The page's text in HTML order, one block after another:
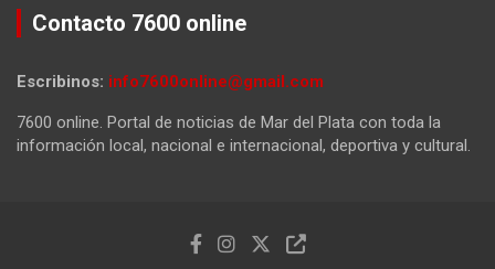
Contacto 7600 online
Escribinos: info7600online@gmail.com
7600 online. Portal de noticias de Mar del Plata con toda la
información local, nacional e internacional, deportiva y cultural.